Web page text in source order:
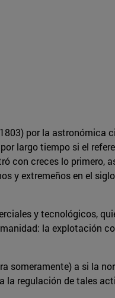
por la astronómica
largo tiempo si el
con creces lo primero,
y extremeños en el
y tecnológicos,
la explotación
someramente) a si la
la regulación de tales